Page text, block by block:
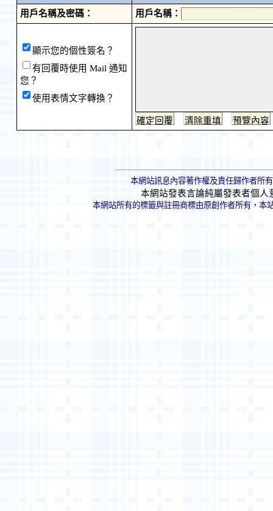
用戶名稱及密碼：
用戶名稱：
顯示您的個性簽名？
有回覆時使用 Mail 通知
您？
使用表情文字轉換？
本網站訊息內容著作權及責任歸作者所
本網站發表言論純屬發表者個人
本網站所有的標籤與註冊商標由原創作者所有，本